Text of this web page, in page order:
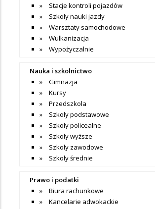
Stacje kontroli pojazdów
Szkoły nauki jazdy
Warsztaty samochodowe
Wulkanizacja
Wypożyczalnie
Nauka i szkolnictwo
Gimnazja
Kursy
Przedszkola
Szkoły podstawowe
Szkoły policealne
Szkoły wyższe
Szkoły zawodowe
Szkoły średnie
Prawo i podatki
Biura rachunkowe
Kancelarie adwokackie